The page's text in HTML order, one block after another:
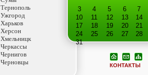
Тернополь
Ужгород
Харьков
Херсон
Хмельницк
Черкассы
Чернигов
Черновцы
3
4 5 6 7
10
11 12 13 14
17
18 19 20 21
24
25 26 27 28
31
КОНТАКТЫ